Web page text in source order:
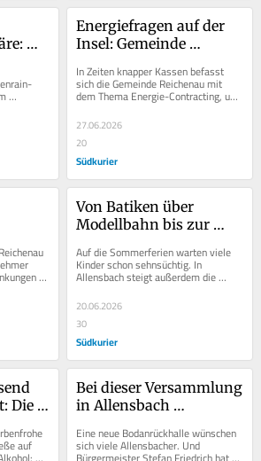
der
Energiefragen auf der
Insel: Gemeinde
für die Versorgung der
Zukunft
In Zeiten knapper Kassen befasst
sich die Gemeinde Reichenau mit
dem Thema Energie-Contracting, um
Gebäude energetisch zu sanieren und
mit...
27.06.2026
20
Südkurier
Singen
Von Batiken über
Modellbahn bis zur
Angebote im
Ferienprogramm
Auf die Sommerferien warten viele
Kinder schon sehnsüchtig. In
Allensbach steigt außerdem die
Vorfreude auf das Programm der
Kinderwochen, wissen...
20.06.2026
30
Südkurier
Die
auf
Bei dieser Versammlung
in Allensbach
Zukunftsprojekten mit
Eine neue Bodanrückhalle wünschen
sich viele Allensbacher. Und